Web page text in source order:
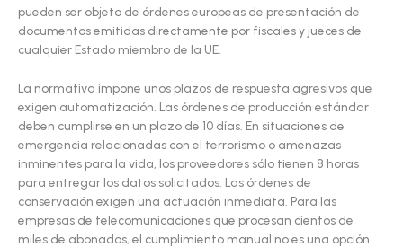
pueden ser objeto de órdenes europeas de presentación de
documentos emitidas directamente por fiscales y jueces de
cualquier Estado miembro de la UE.
La normativa impone unos plazos de respuesta agresivos que
exigen automatización. Las órdenes de producción estándar
deben cumplirse en un plazo de 10 días. En situaciones de
emergencia relacionadas con el terrorismo o amenazas
inminentes para la vida, los proveedores sólo tienen 8 horas
para entregar los datos solicitados. Las órdenes de
conservación exigen una actuación inmediata. Para las
empresas de telecomunicaciones que procesan cientos de
miles de abonados, el cumplimiento manual no es una opción.